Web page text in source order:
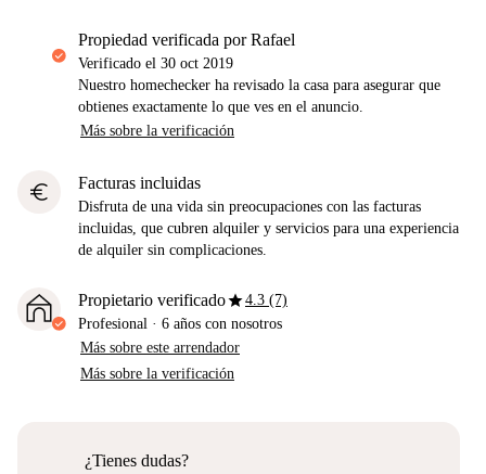
propiedad verificada por Rafael
Verificado el 30 oct 2019
Nuestro homechecker ha revisado la casa para asegurar que
obtienes exactamente lo que ves en el anuncio.
Más sobre la verificación
euro Facturas incluidas
Disfruta de una vida sin preocupaciones con las facturas
incluidas, que cubren alquiler y servicios para una experiencia
de alquiler sin complicaciones.
Propietario verificadostar4.3 (7)
Profesional · 6 años con nosotros
Más sobre este arrendador
Más sobre la verificación
¿Tienes dudas?